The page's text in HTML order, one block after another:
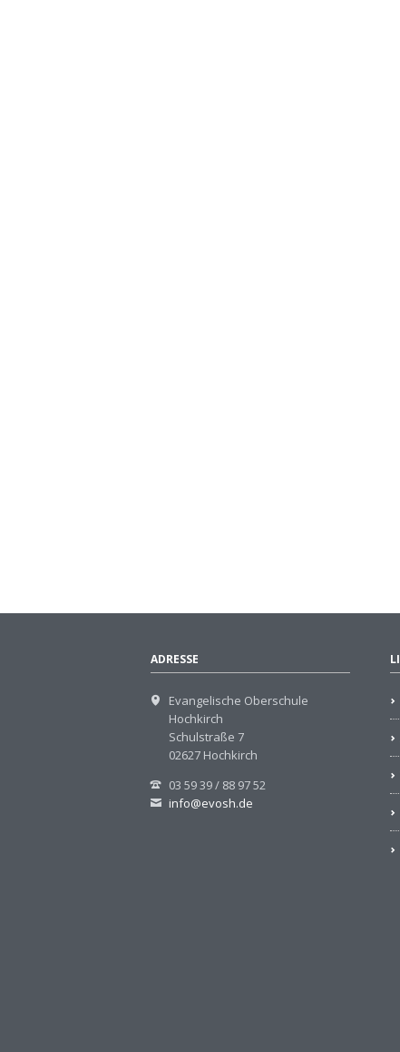
ADRESSE
Evangelische Oberschule
Hochkirch
Schulstraße 7
02627 Hochkirch
03 59 39 / 88 97 52
info@evosh.de